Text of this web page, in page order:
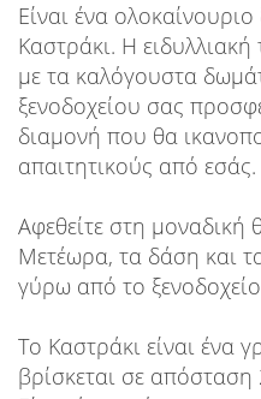
Είναι ένα
Καστράκι. Η
με τα καλόγουστα
ξενοδοχείου σας
διαμονή που θα
απαιτητικούς από εσάς.
Αφεθείτε στη
Μετέωρα, τα δάση και
γύρω από το
Το Καστράκι είναι ένα
βρίσκεται σε